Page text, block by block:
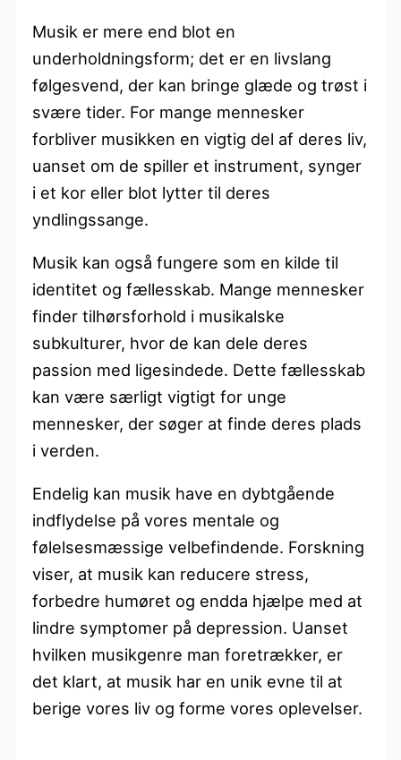
Musik er mere end blot en
underholdningsform; det er en livslang
følgesvend, der kan bringe glæde og trøst i
svære tider. For mange mennesker
forbliver musikken en vigtig del af deres liv,
uanset om de spiller et instrument, synger
i et kor eller blot lytter til deres
yndlingssange.
Musik kan også fungere som en kilde til
identitet og fællesskab. Mange mennesker
finder tilhørsforhold i musikalske
subkulturer, hvor de kan dele deres
passion med ligesindede. Dette fællesskab
kan være særligt vigtigt for unge
mennesker, der søger at finde deres plads
i verden.
Endelig kan musik have en dybtgående
indflydelse på vores mentale og
følelsesmæssige velbefindende. Forskning
viser, at musik kan reducere stress,
forbedre humøret og endda hjælpe med at
lindre symptomer på depression. Uanset
hvilken musikgenre man foretrækker, er
det klart, at musik har en unik evne til at
berige vores liv og forme vores oplevelser.